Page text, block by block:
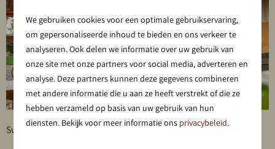
Swipe voor meer afbeeldingen →
We gebruiken cookies voor een optimale gebruikservaring,
om gepersonaliseerde inhoud te bieden en ons verkeer te
analyseren. Ook delen we informatie over uw gebruik van
onze site met onze partners voor social media, adverteren en
analyse. Deze partners kunnen deze gegevens combineren
met andere informatie die u aan ze heeft verstrekt of die ze
hebben verzameld op basis van uw gebruik van hun
diensten. Bekijk voor meer informatie ons privacybeleid.